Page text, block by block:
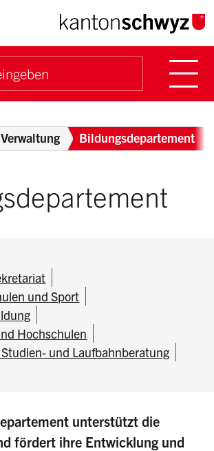
im Kanton
Breadcrumb
Verwaltung Bildungsdepartement
und Sport
Hochschulen
und Laufbahnberatung
unterstützt die
fördert ihre Entwicklung und